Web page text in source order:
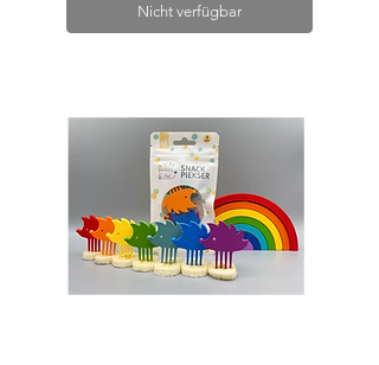
Nicht verfügbar